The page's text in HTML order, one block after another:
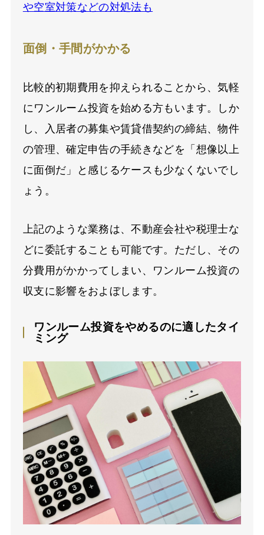
や空室対策などの対処法も
面倒・手間がかかる
比較的初期費用を抑えられることから、気軽
にワンルーム投資を始める方もいます。しか
し、入居者の募集や賃貸借契約の締結、物件
の管理、確定申告の手続きなどを「想像以上
に面倒だ」と感じるケースも少なくないでし
ょう。
上記のような業務は、不動産会社や税理士な
どに委託することも可能です。ただし、その
分費用がかかってしまい、ワンルーム投資の
収支に影響をおよぼします。
ワンルーム投資をやめるのに適したタイ
ミング